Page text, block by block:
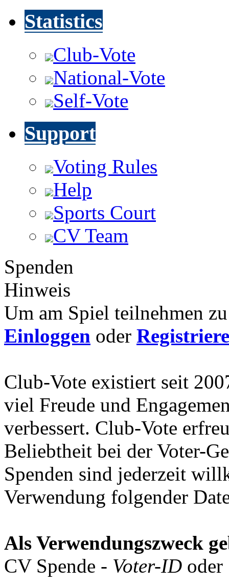
Statistics
Club-Vote
National-Vote
Self-Vote
Support
Voting Rules
Help
Sports Court
CV Team
Spenden
Hinweis
Um am Spiel teilnehmen
Einloggen oder
Club-Vote existiert seit
viel Freude und
verbessert. Club-Vote
Beliebtheit bei der Voter-
Spenden sind jederzeit
Verwendung folgender
Als Verwendungszweck
CV Spende - Voter-ID oder